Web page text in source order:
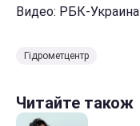
Видео: РБК-Украина
Гідрометцентр
Читайте також